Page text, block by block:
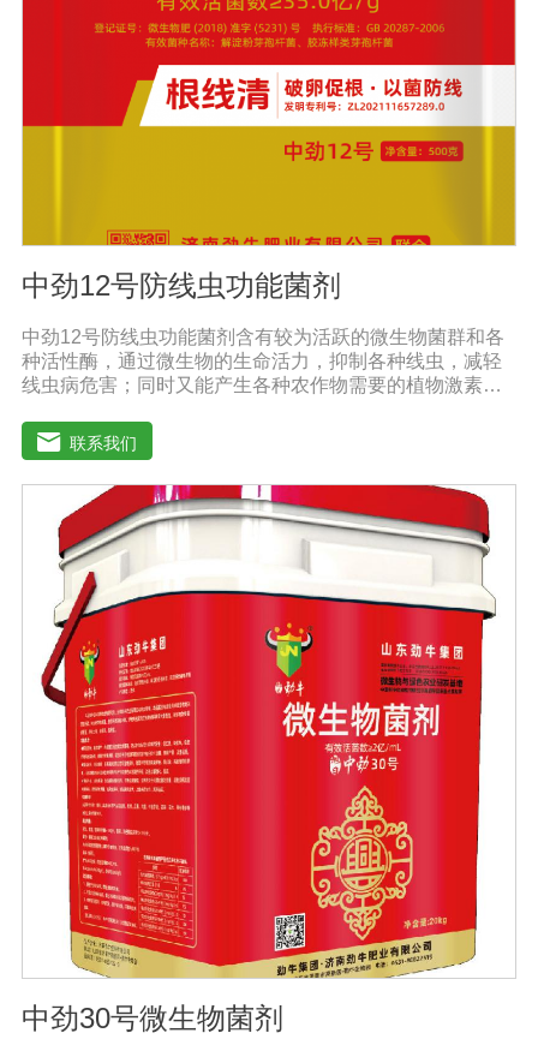
防涝、防虫。风灾后，喷洒能迅速恢复生长，抵抗农作物
病虫害，与农药混合喷洒，病株恢复更快。
中劲12号防线虫功能菌剂
中劲12号防线虫功能菌剂含有较为活跃的微生物菌群和各
种活性酶，通过微生物的生命活力，抑制各种线虫，减轻
线虫病危害；同时又能产生各种农作物需要的植物激素、
并且能产生抗生素，系统防伪酶等多种物质，间接达到促
进植物生长。【产品功能】 1、本产品利用微生物自身的
寄生作用，并释放出对线虫、细菌、真菌等具有杀灭作用
的化学物质，再辅助特殊增效剂，能快速、高效杀灭线虫
和作物真菌、细菌病害。不仅有效地预防和控制多种作物
根结线虫、胞囊线虫、茎线虫等线虫病的危害。2、抑制各
种线虫，减轻线虫病危害；3、改善作物根部微生态环境，
活化土壤，促进植株正常生长；4、激活根部受损细胞，快
速恢复根系生理机能，预防根系因线虫的危害导致的烂
根。
联系我们
中劲30号微生物菌剂